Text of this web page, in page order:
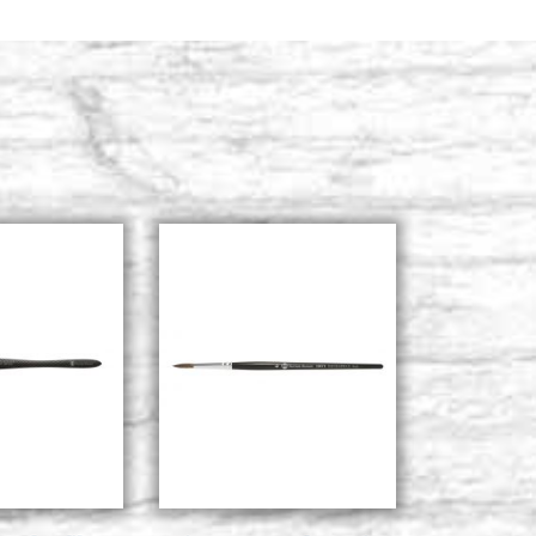
ACHETER
Borciani
Stocker: 16 - COD. P0118
ACHETER
Borciani
Stocker: 6 - COD. P0121